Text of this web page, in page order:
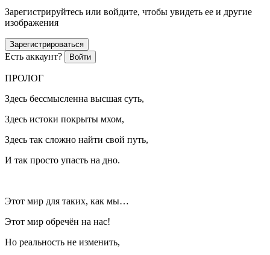
Зарегистрируйтесь или войдите, чтобы увидеть ее и другие
изображения
Зарегистрироваться
Есть аккаунт? Войти
ПРОЛОГ
Здесь бессмысленна высшая суть,
Здесь истоки покрыты мхом,
Здесь так сложно найти свой путь,
И так просто упасть на дно.
Этот мир для таких, как мы…
Этот мир обречён на нас!
Но реальность не изменить,